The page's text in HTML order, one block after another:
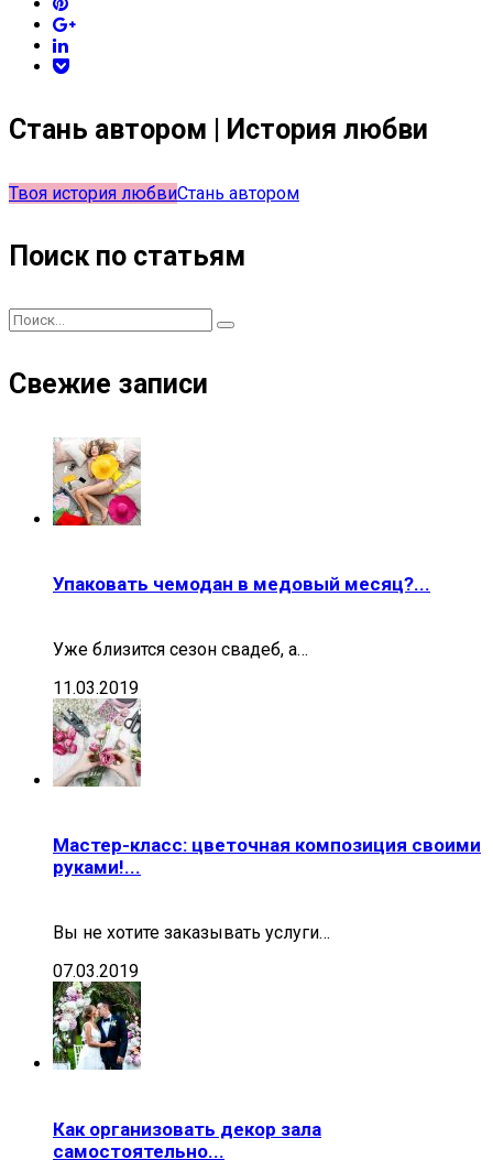
Стань автором | История любви
Твоя история любвиСтань автором
Поиск по статьям
Свежие записи
Упаковать чемодан в медовый месяц?...
Уже близится сезон свадеб, а…
11.03.2019
Мастер-класс: цветочная композиция своими
руками!...
Вы не хотите заказывать услуги…
07.03.2019
Как организовать декор зала
самостоятельно...